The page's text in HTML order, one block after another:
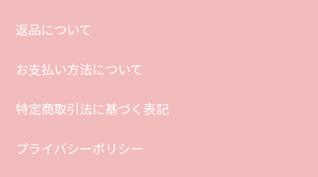
返品について
お支払い方法について
特定商取引法に基づく表記
プライバシーポリシー